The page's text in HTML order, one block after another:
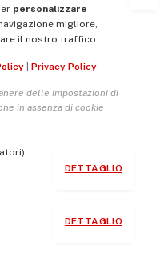
personalizzare
migliore,
il nostro traffico.
Privacy Policy
delle impostazioni di
in assenza di cookie
DETTAGLIO
DETTAGLIO